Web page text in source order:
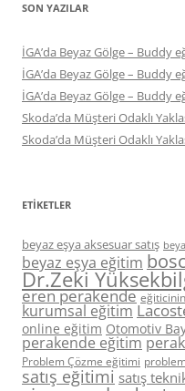
SON YAZILAR
İGA’da Beyaz Gölge – Buddy
İGA’da Beyaz Gölge – Buddy
İGA’da Beyaz Gölge – Buddy
Skoda’da Müşteri Odaklı
Skoda’da Müşteri Odaklı
ETIKETLER
beyaz eşya aksesuar satış
beyaz eşya eğitim
Dr.Zeki
eren perakende
kurumsal eğitim
online eğitim Otomotiv
perakende eğitim
Problem Çözme eğitimi
satış eğitimi satış